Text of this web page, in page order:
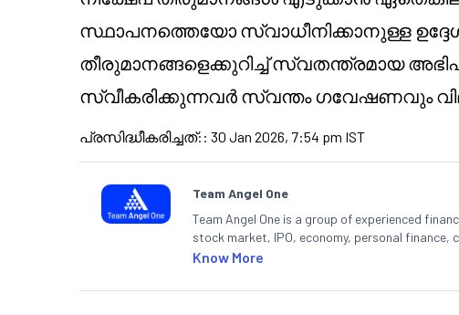
സ്ഥാപനത്തെയോ സ്വാധീനിക്കാനുള്ള
തീരുമാനങ്ങളെക്കുറിച്ച് സ്വതന്ത്രമായ
സ്വീകരിക്കുന്നവർ സ്വന്തം ഗവേഷണവും
പ്രസിദ്ധീകരിച്ചത്: : 30 Jan 2026, 7:54 pm IST
Team Angel One
Team Angel One is a group of experienced
stock market, IPO, economy, personal
Know More